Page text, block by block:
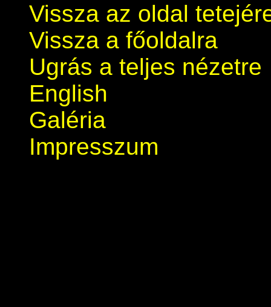
Vissza az oldal
Vissza a főoldalra
Ugrás a teljes nézetre
English
Galéria
Impresszum